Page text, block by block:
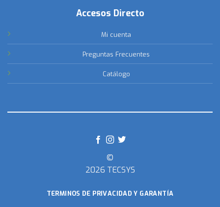
Accesos Directo
Mi cuenta
Preguntas Frecuentes
Catálogo
©
2026 TECSYS
TERMINOS DE PRIVACIDAD Y GARANTÍA